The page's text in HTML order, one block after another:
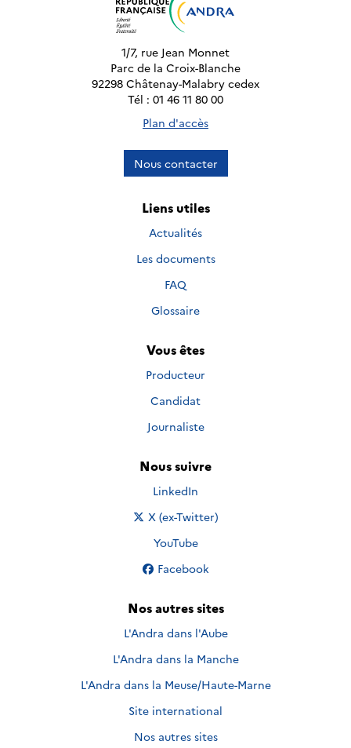
1/7, rue Jean Monnet
Parc de la Croix-Blanche
92298 Châtenay-Malabry cedex
Tél : 01 46 11 80 00
Plan d'accès
Nous contacter
Liens utiles
Actualités
Les documents
FAQ
Glossaire
Vous êtes
Producteur
Candidat
Journaliste
Nous suivre
Nous suivre sur
LinkedIn
Nous suivre sur
X (ex-Twitter)
Nous suivre sur
YouTube
Nous suivre sur
Facebook
Nos autres sites
L'Andra dans l'Aube
L'Andra dans la Manche
L'Andra dans la Meuse/Haute-Marne
Site international
Nos autres sites